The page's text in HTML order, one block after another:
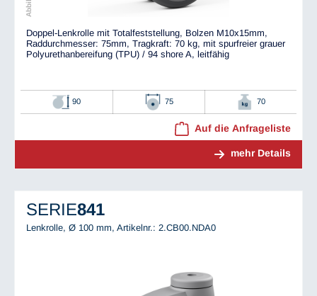
Doppel-Lenkrolle mit Totalfeststellung, Bolzen M10x15mm,
Raddurchmesser: 75mm, Tragkraft: 70 kg, mit spurfreier grauer
Polyurethanbereifung (TPU) / 94 shore A, leitfähig
90 75 70
Auf die Anfrageliste
mehr Details
SERIE841
Lenkrolle, Ø 100 mm, Artikelnr.: 2.CB00.NDA0